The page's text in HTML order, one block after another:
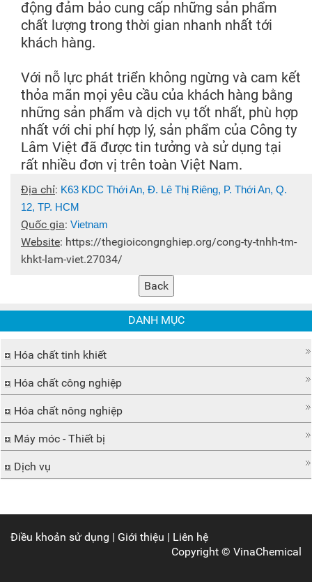
động đảm bảo cung cấp những sản phẩm
chất lượng trong thời gian nhanh nhất tới
khách hàng.
Với nỗ lực phát triển không ngừng và cam kết
thỏa mãn mọi yêu cầu của khách hàng bằng
những sản phẩm và dịch vụ tốt nhất, phù hợp
nhất với chi phí hợp lý, sản phẩm của Công ty
Lâm Việt đã được tin tưởng và sử dụng tại
rất nhiều đơn vị trên toàn Việt Nam.
Địa chỉ: K63 KDC Thới An, Đ. Lê Thị Riêng, P. Thới An, Q.
12, TP. HCM
Quốc gia: Vietnam
Website: https://thegioicongnghiep.org/cong-ty-tnhh-tm-
khkt-lam-viet.27034/
DANH MỤC
Hóa chất tinh khiết
Hóa chất công nghiệp
Hóa chất nông nghiệp
Máy móc - Thiết bị
Dịch vụ
Điều khoản sử dụng | Giới thiệu | Liên hệ
Copyright © VinaChemical